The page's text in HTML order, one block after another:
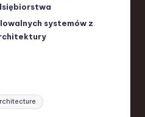
systemów z